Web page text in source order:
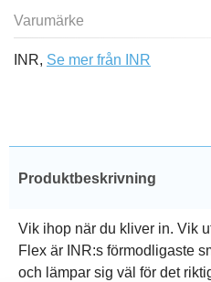
Varumärke
INR, Se mer från INR
Produktbeskrivning
Vik ihop när du kliver in. Vik
Flex är INR:s förmodligaste
och lämpar sig väl för det